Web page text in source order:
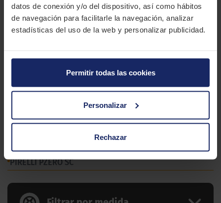
datos de conexión y/o del dispositivo, así como hábitos
de navegación para facilitarle la navegación, analizar
estadísticas del uso de la web y personalizar publicidad.
Permitir todas las cookies
Personalizar
Rechazar
9 MEDIDAS PARA EL NEUMÁTICO
PIRELLI PZERO SC